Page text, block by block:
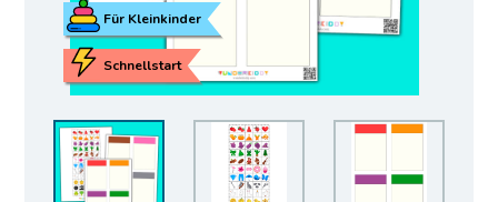
Schnellstart
Für Kleinkinder